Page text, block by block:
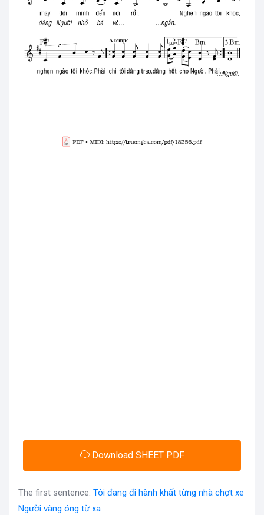
Download SHEET PDF
The first sentence: Tôi đang đi hành khất từng nhà chợt xe
Người vàng óng từ xa